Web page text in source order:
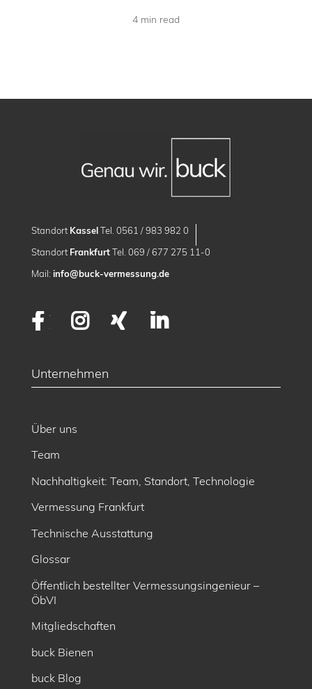
4 min read
Standort KasselTel. 0561 / 983 982 0
Standort FrankfurtTel. 069 / 677 275 11-0
Mail: info@buck-vermessung.de
FacebookInstagram
XING
Unternehmen
Über uns
Team
Nachhaltigkeit: Team, Standort, Technologie
Vermessung Frankfurt
Technische Ausstattung
Glossar
Öffentlich bestellter Vermessungsingenieur –
ÖbVI
Mitgliedschaften
buck Bienen
buck Blog